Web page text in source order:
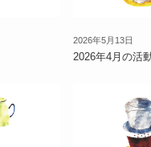
2026年4月の活
2026年5月13日